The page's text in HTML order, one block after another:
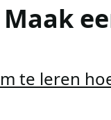
te leren